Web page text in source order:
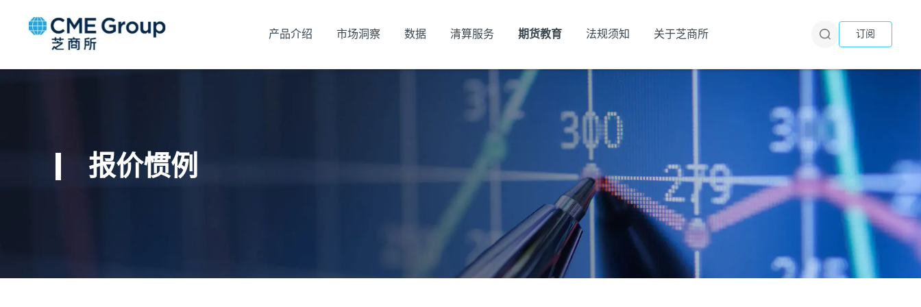
产品介绍 市场洞察 数据 清算服务 期货教育 法规须知 关于芝商所 订阅
报价惯例